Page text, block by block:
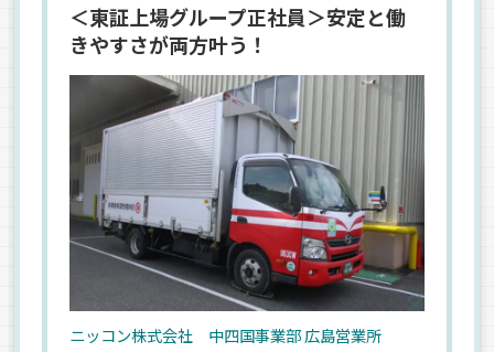
＜東証上場グループ正社員＞安定と働
きやすさが両方叶う！
ニッコン株式会社 中四国事業部 広島営業所